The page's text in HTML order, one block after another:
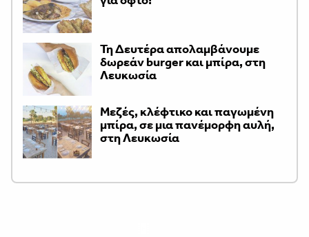
Τη Δευτέρα απολαμβάνουμε
δωρεάν burger και μπίρα, στη
Λευκωσία
Μεζές, κλέφτικο και παγωμένη
μπίρα, σε μια πανέμορφη αυλή,
στη Λευκωσία